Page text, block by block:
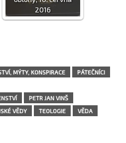
2016
MÝTY, KONSPIRACE
PÁTEČNÍCI
PETR JAN VINŠ
VĚDY TEOLOGIE
VĚDA